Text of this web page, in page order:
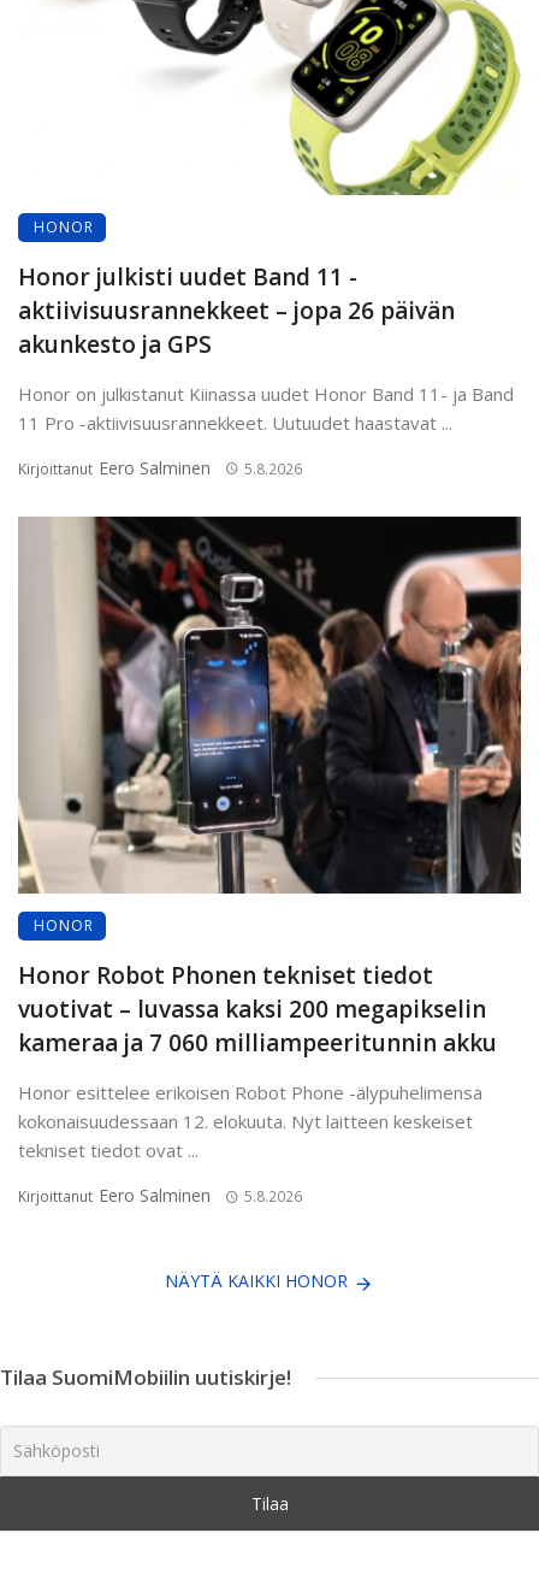
HONOR
Honor julkisti uudet Band 11 -
aktiivisuusrannekkeet – jopa 26 päivän
akunkesto ja GPS
Honor on julkistanut Kiinassa uudet Honor Band 11- ja Band
11 Pro -aktiivisuusrannekkeet. Uutuudet haastavat ...
Kirjoittanut Eero Salminen 5.8.2026
HONOR
Honor Robot Phonen tekniset tiedot
vuotivat – luvassa kaksi 200 megapikselin
kameraa ja 7 060 milliampeeritunnin akku
Honor esittelee erikoisen Robot Phone -älypuhelimensa
kokonaisuudessaan 12. elokuuta. Nyt laitteen keskeiset
tekniset tiedot ovat ...
Kirjoittanut Eero Salminen 5.8.2026
NÄYTÄ KAIKKI HONOR
Tilaa SuomiMobiilin uutiskirje!